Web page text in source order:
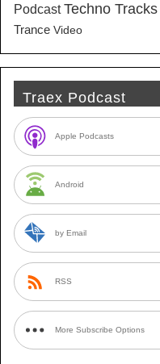
Podcast Techno Tracks
Trance Video
Traex Podcast
Apple Podcasts
Android
by Email
RSS
More Subscribe Options